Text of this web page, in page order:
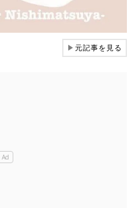
▶元記事を見る